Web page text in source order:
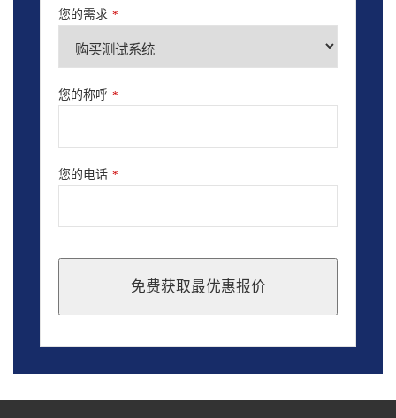
您的需求 *
您的称呼 *
您的电话 *
免费获取最优惠报价
should